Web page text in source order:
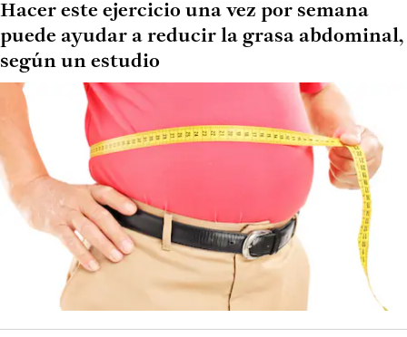
Hacer este ejercicio una vez por semana
puede ayudar a reducir la grasa abdominal,
según un estudio